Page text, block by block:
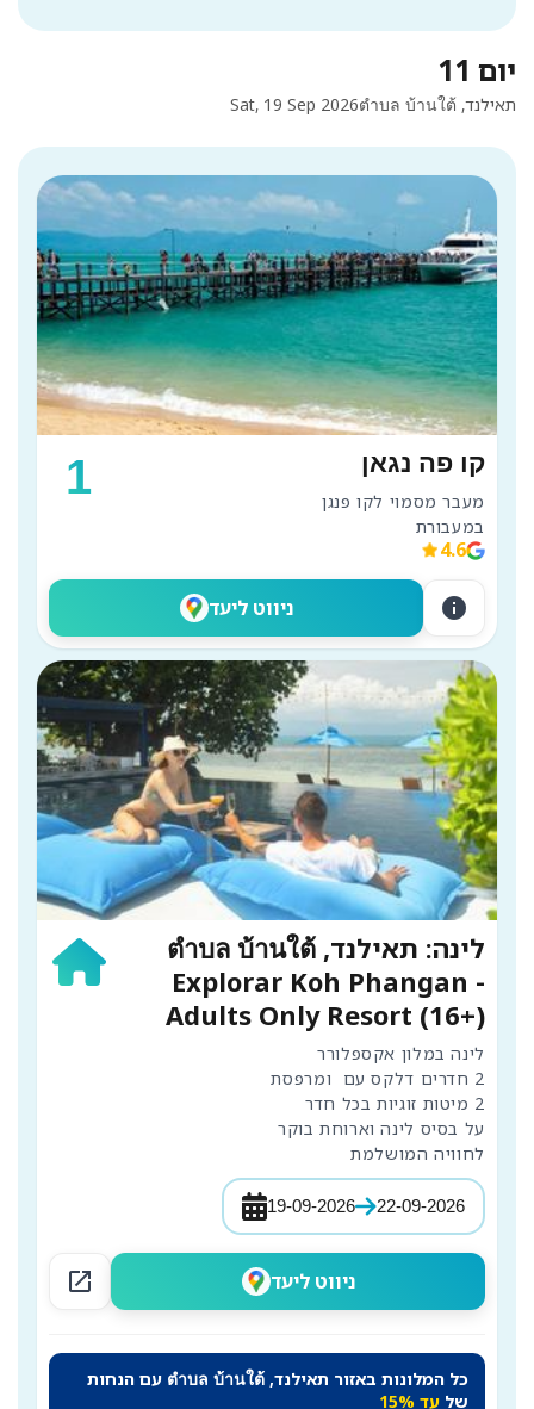
יום 11
Sat, 19 Sep 2026 תאילנד, ตำบล บ้านใต้
1 קו פה נגאן
במעבורת
4.6
ניווט ליעד info
לינה: תאילנד, ตำบล บ้านใต้
Explorar Koh Phangan -
Adults Only Resort (16+)
לינה במלון אקספלורר
2 חדרים דלקס עם  ומרפסת
2 מיטות זוגיות בכל חדר
לחוויה המושלמת
19-09-2026 22-09-2026
open_in_new ניווט ליעד
כל המלונות באזור תאילנד, ตำบล บ้านใต้ עם הנחות
של עד 15%